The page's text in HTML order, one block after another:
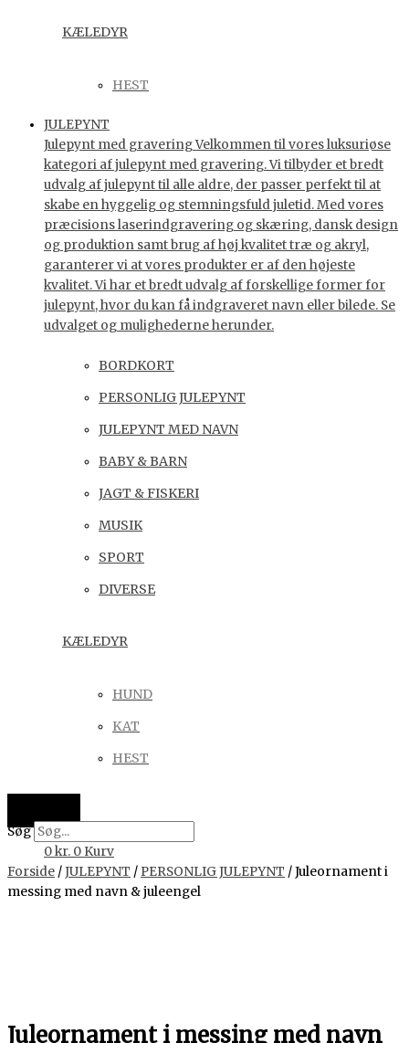
KÆLEDYR
HEST
JULEPYNT
Julepynt med gravering Velkommen til vores luksuriøse
kategori af julepynt med gravering. Vi tilbyder et bredt
udvalg af julepynt til alle aldre, der passer perfekt til at
skabe en hyggelig og stemningsfuld juletid. Med vores
præcisions laserindgravering og skæring, dansk design
og produktion samt brug af høj kvalitet træ og akryl,
garanterer vi at vores produkter er af den højeste
kvalitet. Vi har et bredt udvalg af forskellige former for
julepynt, hvor du kan få indgraveret navn eller bilede. Se
udvalget og mulighederne herunder.
BORDKORT
PERSONLIG JULEPYNT
JULEPYNT MED NAVN
BABY & BARN
JAGT & FISKERI
MUSIK
SPORT
DIVERSE
KÆLEDYR
HUND
KAT
HEST
Søg
0kr. 0 Kurv
Forside /JULEPYNT / PERSONLIG JULEPYNT / Juleornament i
messing med navn & juleengel
Juleornament i messing med navn